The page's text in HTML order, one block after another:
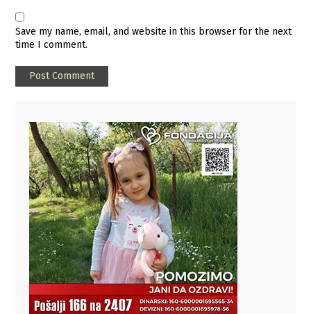
Save my name, email, and website in this browser for the next
time I comment.